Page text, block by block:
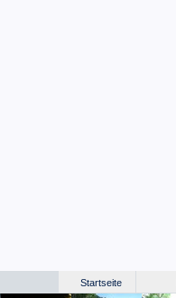
Startseite